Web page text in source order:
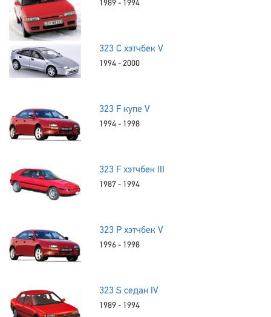
1989 - 1994
323 C хэтчбек V
1994 - 2000
323 F купе V
1994 - 1998
323 F хэтчбек III
1987 - 1994
323 P хэтчбек V
1996 - 1998
323 S седан IV
1989 - 1994